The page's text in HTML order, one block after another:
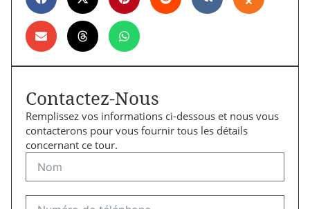
Contactez-Nous
Remplissez vos informations ci-dessous et nous vous
contacterons pour vous fournir tous les détails
concernant ce tour.